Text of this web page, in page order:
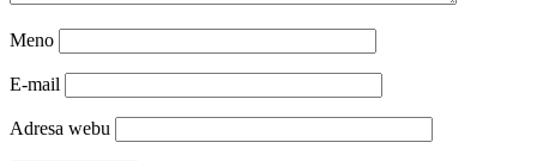
Meno
E-mail
Adresa webu